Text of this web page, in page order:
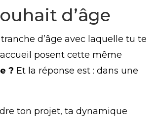
d’âge
d’âge avec laquelle tu te
posent cette même
? Et la réponse est : dans une
ton projet, ta dynamique